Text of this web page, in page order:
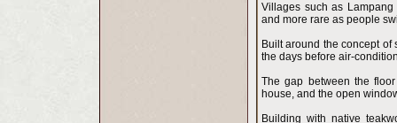
Villages such as
and more rare as people
Built around the concept
the days before air-
The gap between the
house, and the open
Building with native